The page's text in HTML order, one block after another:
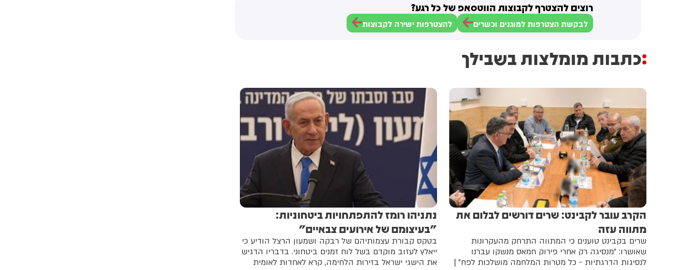
רוצים להצטרף לקבוצות הווטסאפ של כל רגע?
לבקשת הצטרפות למוגנים וכשרים להצטרפות ישירה לקבוצות
כתבות מומלצות בשבילך
הקרב עובר לקבינט: שרים דורשים לבלום את
מתווה עזה
שרים בקבינט טוענים כי המתווה התרחק מהעקרונות
שאושרו: "מנסיגה רק אחרי פירוק חמאס מנשקו עברנו
לנסיגות הדרגתיות - כל מטרות המלחמה מושלכות לפח" |
נתניהו רומז להתפתחויות ביטחוניות:
"בעיצומם של אירועים צבאיים"
בטקס קבורת עצמותיהם של רבקה ושמעון הרצל הודיע כי
ייאלץ לעזוב מוקדם בשל לוח זמנים ביטחוני. בדבריו הדגיש
את הישגי ישראל בזירות הלחימה, קרא לאחדות לאומית